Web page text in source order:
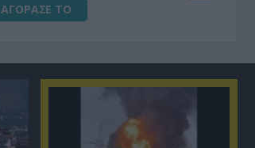
ΑΓΟΡΑΣΕ ΤΟ